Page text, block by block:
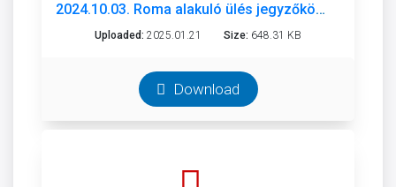
2024.10.03. Roma alakuló ülés jegyzőkönyv.pdf
Uploaded: 2025.01.21 Size: 648.31 KB
Download